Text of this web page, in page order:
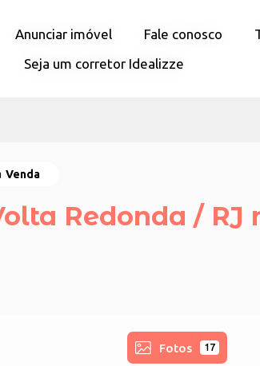
Anunciar imóvel Fale conosco
Seja um corretor Idealizze
Anunciar imóvel Fale conosco
Seja um corretor Idealizze
Venda
Redonda /
Fotos 17